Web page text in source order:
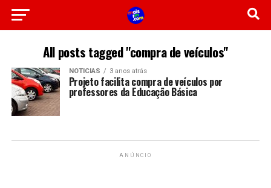
All posts tagged "compra de veículos"
NOTICIAS 3 anos atrás
Projeto facilita compra de veículos por
professores da Educação Básica
ANÚNCIO